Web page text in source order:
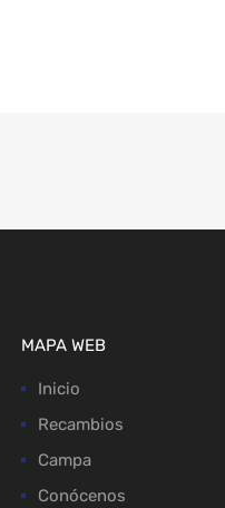
MAPA WEB
Inicio
Recambios
Campa
Conócenos